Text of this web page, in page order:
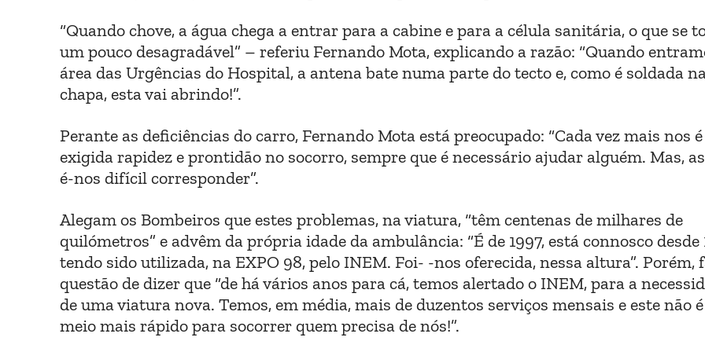
“Quando chove, a água chega a entrar para a cabine e para a célula sanitária, o que se
um pouco desagradável” – referiu Fernando Mota, explicando a razão: “Quando
área das Urgências do Hospital, a antena bate numa parte do tecto e, como é soldada
chapa, esta vai abrindo!”.
Perante as deficiências do carro, Fernando Mota está preocupado: “Cada vez mais nos é
exigida rapidez e prontidão no socorro, sempre que é necessário ajudar alguém. Mas,
é-nos difícil corresponder”.
Alegam os Bombeiros que estes problemas, na viatura, “têm centenas de milhares de
quilómetros” e advêm da própria idade da ambulância: “É de 1997, está connosco desde
tendo sido utilizada, na EXPO 98, pelo INEM. Foi- -nos oferecida, nessa altura”. Porém,
questão de dizer que “de há vários anos para cá, temos alertado o INEM, para a
de uma viatura nova. Temos, em média, mais de duzentos serviços mensais e este não
meio mais rápido para socorrer quem precisa de nós!”.